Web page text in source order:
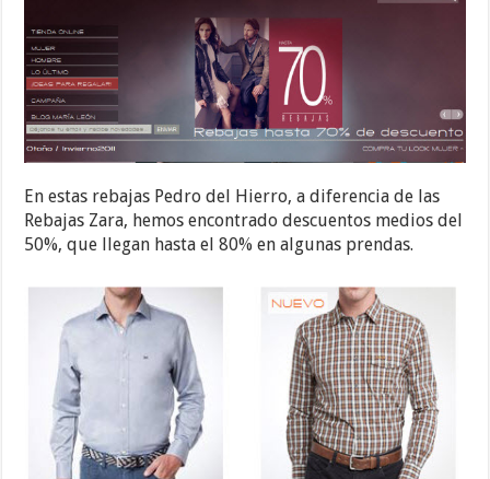
En estas rebajas Pedro del Hierro, a diferencia de las
Rebajas Zara, hemos encontrado descuentos medios del
50%, que llegan hasta el 80% en algunas prendas.